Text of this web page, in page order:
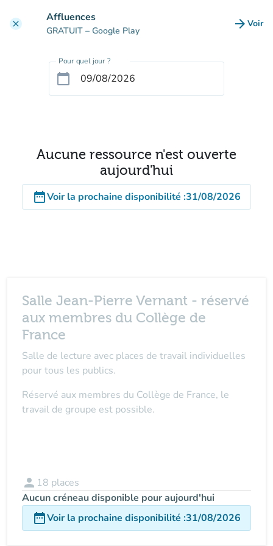
clear Affluences
GRATUIT – Google Play arrow_forward Voir
Pour quel jour ?
calendar_today
Aucune ressource n'est ouverte
aujourd'hui
date_rangeVoir la prochaine disponibilité :31/08/2026
Salle Jean-Pierre Vernant - réservé
aux membres du Collège de
France
Salle de lecture avec places de travail individuelles
pour tous les publics.
Réservé aux membres du Collège de France, le
travail de groupe est possible.
person 18 places
Aucun créneau disponible pour aujourd'hui
date_rangeVoir la prochaine disponibilité :31/08/2026